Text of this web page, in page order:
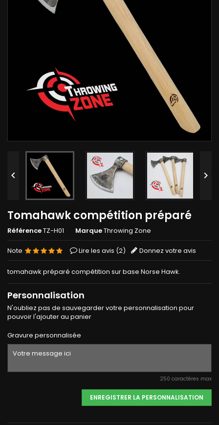
 
Tomahawk compétition préparé
RéférenceTZ-H01 MarqueThrowing Zone
Note Lire les avis (2) Donnez votre avis
tomahawk préparé compétition sur base Norse Hawk.
Personnalisation
N'oubliez pas de sauvegarder votre personnalisation pour
pouvoir l'ajouter au panier
Gravure personnalisée
250 caractères max
ENREGISTRER LA PERSONNALISATION